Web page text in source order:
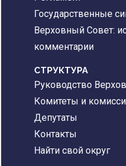
Государственные
Верховный Совет:
комментарии
CТРУКТУРА
Руководство
Комитеты и
Депутаты
Контакты
Найти свой округ